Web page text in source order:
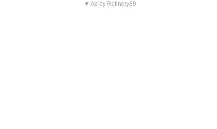
▼ Ad by Refinery89